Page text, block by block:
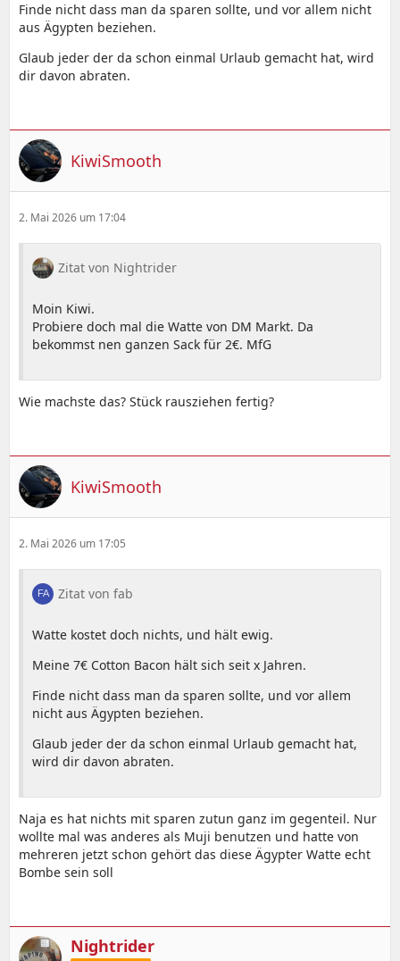
Finde nicht dass man da sparen sollte, und vor allem nicht
aus Ägypten beziehen.
Glaub jeder der da schon einmal Urlaub gemacht hat, wird
dir davon abraten.
KiwiSmooth
2. Mai 2026 um 17:04
Zitat von Nightrider
Moin Kiwi.
Probiere doch mal die Watte von DM Markt. Da
bekommst nen ganzen Sack für 2€. MfG
Wie machste das? Stück rausziehen fertig?
KiwiSmooth
2. Mai 2026 um 17:05
Zitat von fab
Watte kostet doch nichts, und hält ewig.
Meine 7€ Cotton Bacon hält sich seit x Jahren.
Finde nicht dass man da sparen sollte, und vor allem
nicht aus Ägypten beziehen.
Glaub jeder der da schon einmal Urlaub gemacht hat,
wird dir davon abraten.
Naja es hat nichts mit sparen zutun ganz im gegenteil. Nur
wollte mal was anderes als Muji benutzen und hatte von
mehreren jetzt schon gehört das diese Ägypter Watte echt
Bombe sein soll
Nightrider